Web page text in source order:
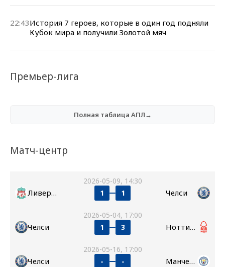
22:43История 7 героев, которые в один год подняли
Кубок мира и получили Золотой мяч
Премьер-лига
Полная таблица АПЛ→
Матч-центр
2026-05-09, 14:30
Ливерпуль 1 1 Челси
2026-05-04, 17:00
Челси 1 3 Ноттингем Форест
2026-05-16, 17:00
Челси - - Манчестер Сити